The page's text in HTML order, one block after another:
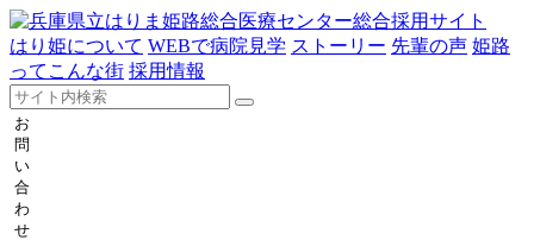
はり姫について WEBで病院見学 ストーリー 先輩の声 姫路
ってこんな街 採用情報
お
問
い
合
わ
せ